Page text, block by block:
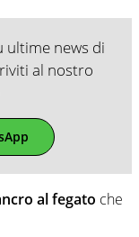
ultime news di
al nostro
al fegato che